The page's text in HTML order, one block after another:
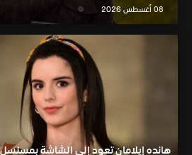
08 أغسطس 2026